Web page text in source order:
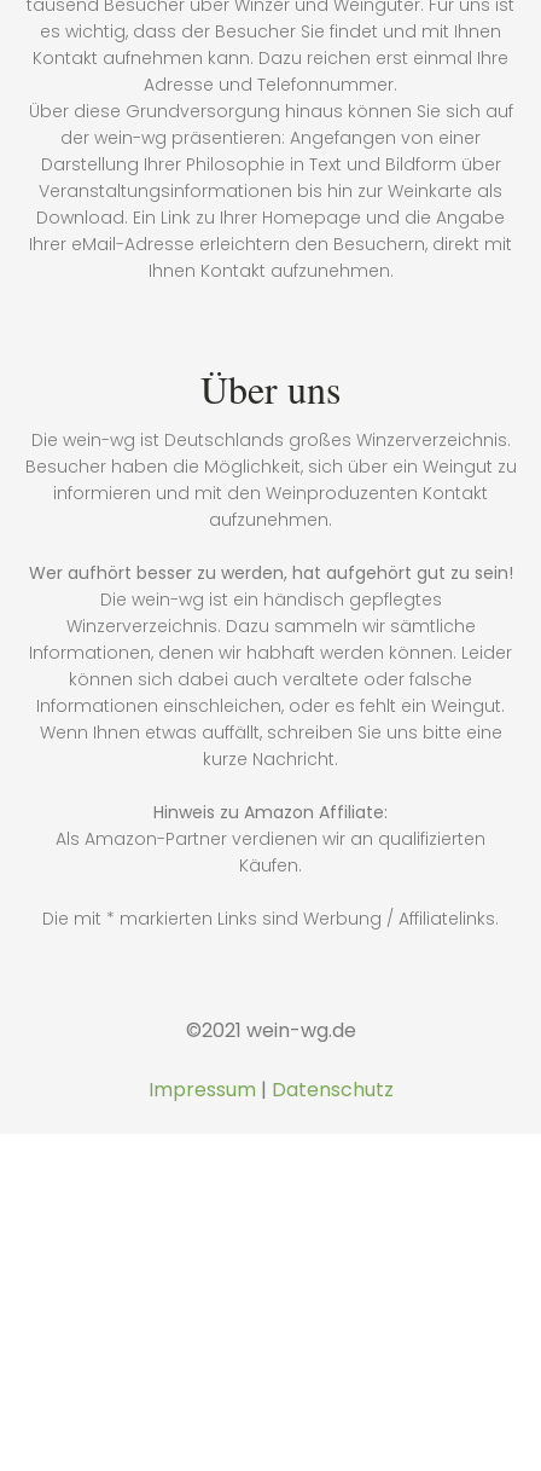
tausend Besucher über Winzer und Weingüter. Für uns ist
es wichtig, dass der Besucher Sie findet und mit Ihnen
Kontakt aufnehmen kann. Dazu reichen erst einmal Ihre
Adresse und Telefonnummer.
Über diese Grundversorgung hinaus können Sie sich auf
der wein-wg präsentieren: Angefangen von einer
Darstellung Ihrer Philosophie in Text und Bildform über
Veranstaltungsinformationen bis hin zur Weinkarte als
Download. Ein Link zu Ihrer Homepage und die Angabe
Ihrer eMail-Adresse erleichtern den Besuchern, direkt mit
Ihnen Kontakt aufzunehmen.
Über uns
Die wein-wg ist Deutschlands großes Winzerverzeichnis.
Besucher haben die Möglichkeit, sich über ein Weingut zu
informieren und mit den Weinproduzenten Kontakt
aufzunehmen.
Wer aufhört besser zu werden, hat aufgehört gut zu sein!
Die wein-wg ist ein händisch gepflegtes
Winzerverzeichnis. Dazu sammeln wir sämtliche
Informationen, denen wir habhaft werden können. Leider
können sich dabei auch veraltete oder falsche
Informationen einschleichen, oder es fehlt ein Weingut.
Wenn Ihnen etwas auffällt, schreiben Sie uns bitte eine
kurze Nachricht.
Hinweis zu Amazon Affiliate:
Als Amazon-Partner verdienen wir an qualifizierten
Käufen.
Die mit * markierten Links sind Werbung / Affiliatelinks.
©2021 wein-wg.de
Impressum | Datenschutz